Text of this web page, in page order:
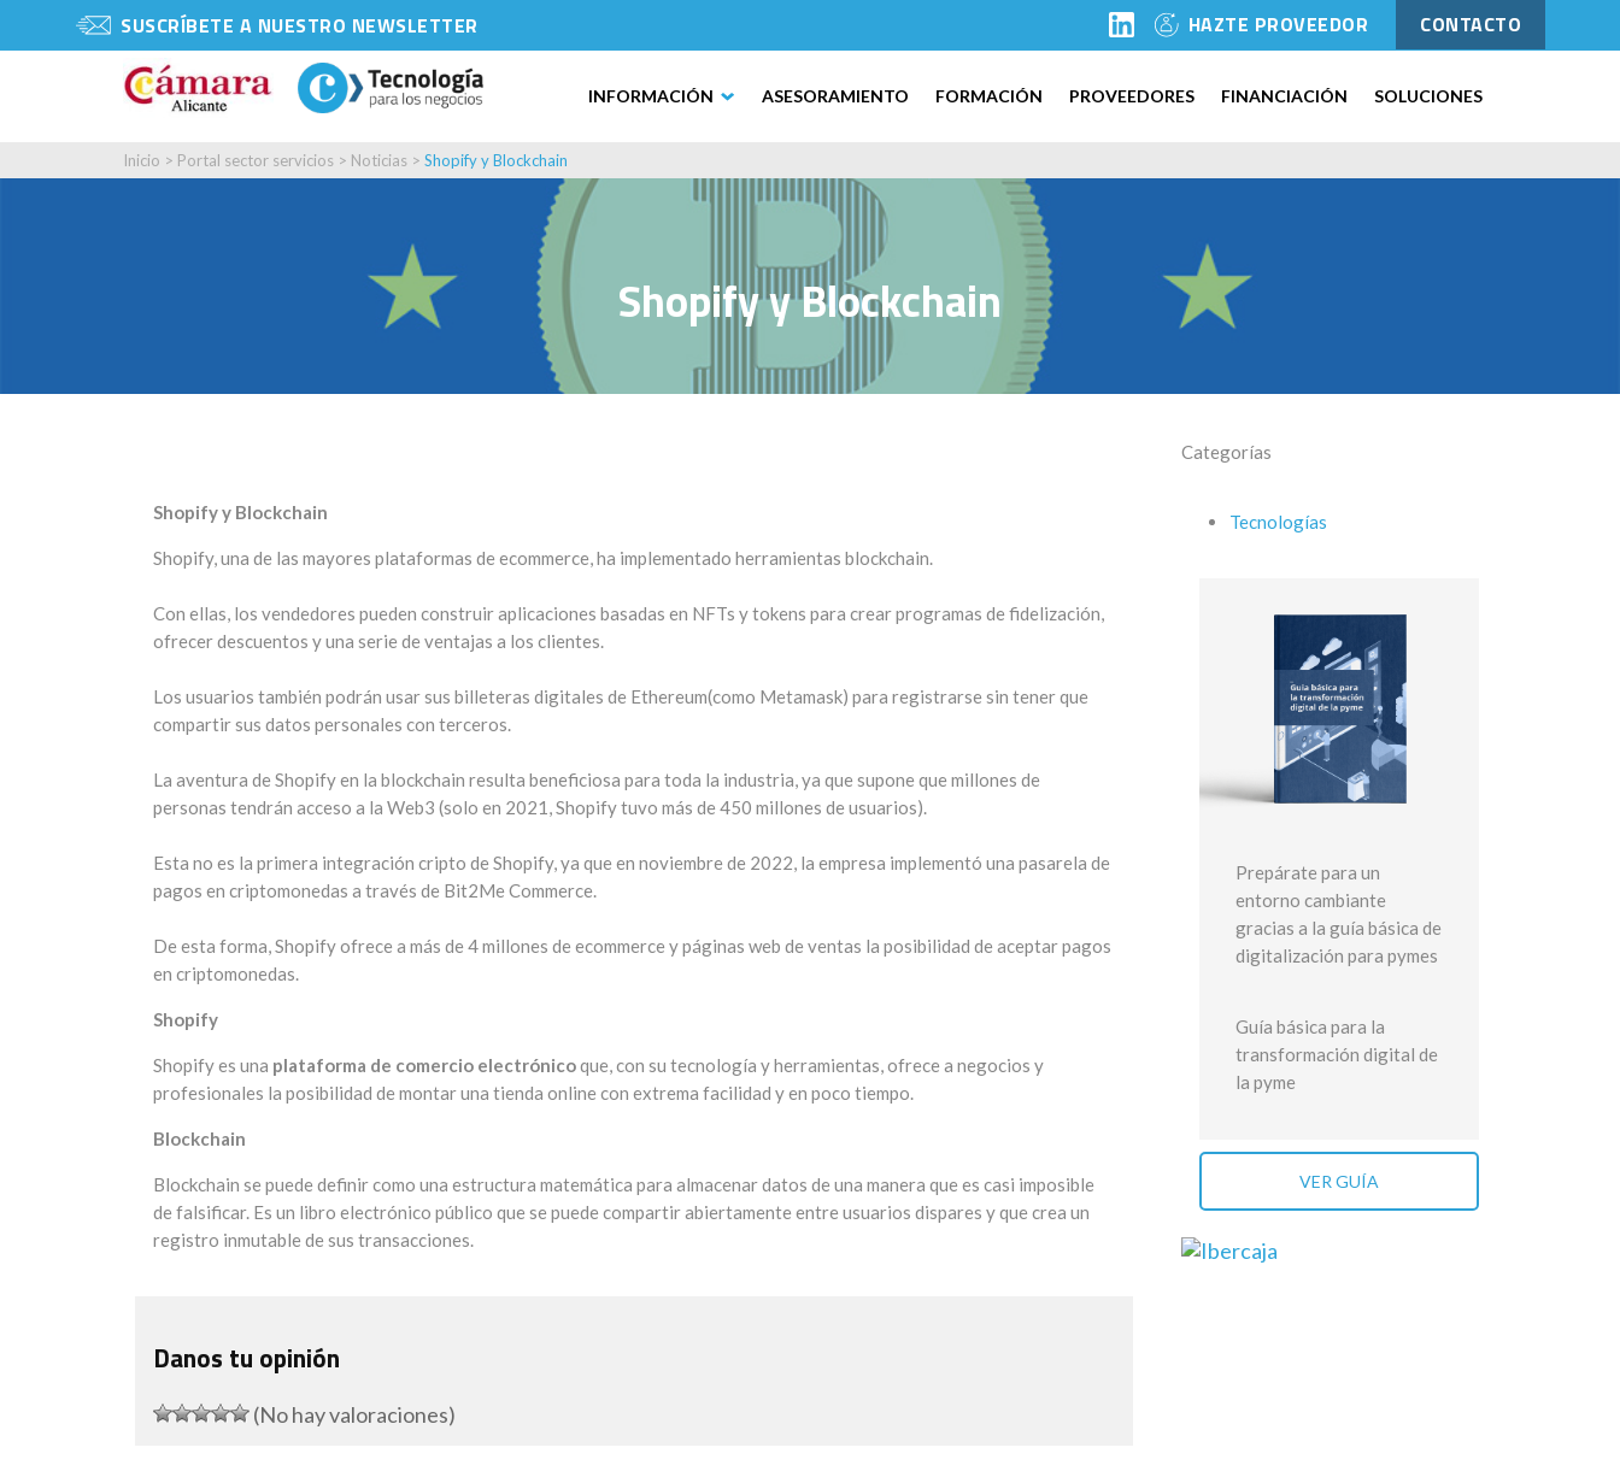
SUSCRÍBETE A NUESTRO NEWSLETTER HAZTE PROVEEDOR CONTACTO
INFORMACIÓN ASESORAMIENTO FORMACIÓN PROVEEDORES FINANCIACIÓN SOLUCIONES
Inicio > Portal sector servicios > Noticias > Shopify y Blockchain
Shopify y Blockchain
Shopify y Blockchain
Shopify, una de las mayores plataformas de ecommerce, ha implementado herramientas blockchain.
Con ellas, los vendedores pueden construir aplicaciones basadas en NFTs y tokens para crear programas de fidelización,
ofrecer descuentos y una serie de ventajas a los clientes.
Los usuarios también podrán usar sus billeteras digitales de Ethereum(como Metamask) para registrarse sin tener que
compartir sus datos personales con terceros.
La aventura de Shopify en la blockchain resulta beneficiosa para toda la industria, ya que supone que millones de
personas tendrán acceso a la Web3 (solo en 2021, Shopify tuvo más de 450 millones de usuarios).
Esta no es la primera integración cripto de Shopify, ya que en noviembre de 2022, la empresa implementó una pasarela de
pagos en criptomonedas a través de Bit2Me Commerce.
De esta forma, Shopify ofrece a más de 4 millones de ecommerce y páginas web de ventas la posibilidad de aceptar pagos
en criptomonedas.
Shopify
Shopify es una plataforma de comercio electrónicoque, con su tecnología y herramientas, ofrece a negocios y
profesionales la posibilidad de montar una tienda online con extrema facilidad y en poco tiempo.
Blockchain
Blockchain se puede definir como una estructura matemática para almacenar datos de una manera que es casi imposible
de falsificar. Es un libro electrónico público que se puede compartir abiertamente entre usuarios dispares y que crea un
registro inmutable de sus transacciones.
Danos tu opinión
(No hay valoraciones)
Categorías
Tecnologías
Prepárate para un
entorno cambiante
gracias a la guía básica de
digitalización para pymes
Guía básica para la
transformación digital de
la pyme
VER GUÍA